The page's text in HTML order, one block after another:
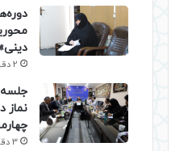
2 دقیقه پیش
نماز
3 دقیقه پیش